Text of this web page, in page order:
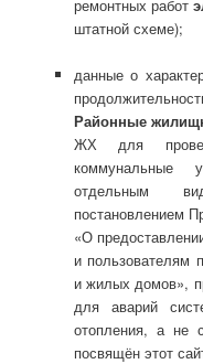
ремонтных работ
штатной схеме);
данные о
Районные
ЖХ для
коммунальные
отдельным
постановлением
«О
и пользователям
и жилых домов»,
для аварий
отопления, а не
посвящён этот